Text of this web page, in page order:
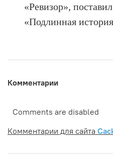
«Ревизор»,
«Подлинная
Комментарии
Comments are disabled
Комментарии для сайта